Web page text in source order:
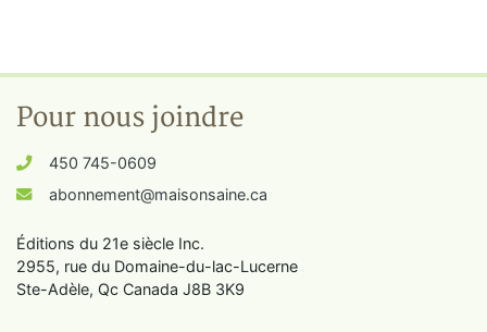
Pour nous joindre
450 745-0609
abonnement@maisonsaine.ca
Éditions du 21e siècle Inc.
2955, rue du Domaine-du-lac-Lucerne
Ste-Adèle, Qc Canada J8B 3K9